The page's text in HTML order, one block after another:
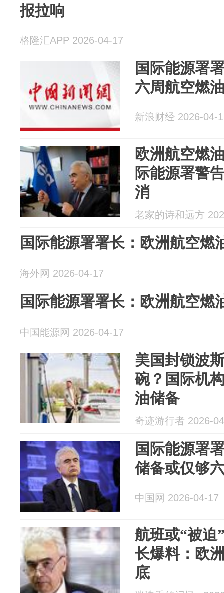
报拉响
格隆汇APP 2026-04-17
国际能源署
六周航空燃
新浪财经 2026-04-
欧洲航空燃
际能源署警
消
老家的诗和远方
国际能源署署长：欧洲航空燃
海外网 2026-04-17
国际能源署署长：欧洲航空燃
中国能源网 2026-04-17
美国封锁波
碗？国际机
油储备
奇迹游行者 2026-
国际能源署
储备或仅够
中国网 2026-04-17
航班或“被迫
长爆料：欧
底